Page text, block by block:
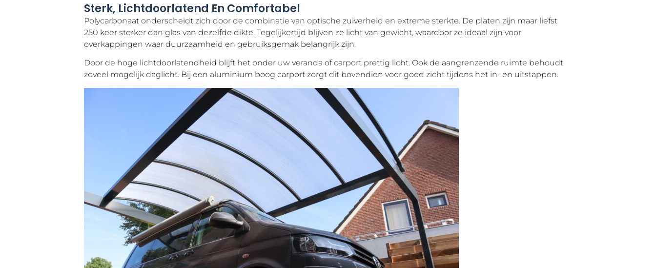
Sterk, Lichtdoorlatend En Comfortabel
Polycarbonaat onderscheidt zich door de combinatie van optische zuiverheid en extreme sterkte. De platen zijn maar liefst
250 keer sterker dan glas van dezelfde dikte. Tegelijkertijd blijven ze licht van gewicht, waardoor ze ideaal zijn voor
overkappingen waar duurzaamheid en gebruiksgemak belangrijk zijn.
Door de hoge lichtdoorlatendheid blijft het onder uw veranda of carport prettig licht. Ook de aangrenzende ruimte behoudt
zoveel mogelijk daglicht. Bij een aluminium boog carport zorgt dit bovendien voor goed zicht tijdens het in- en uitstappen.